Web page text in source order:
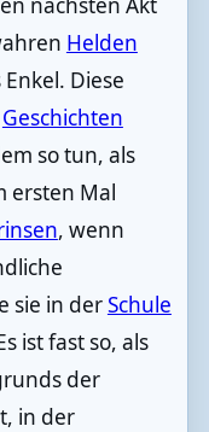
Helden
Diese
Geschichten
so tun, als
ersten Mal
, wenn
sie in derSchule
ist fast so, als
der
in der